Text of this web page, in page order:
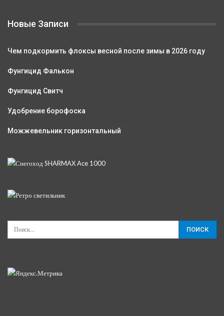
Новые Записи
Чем подкормить флоксы весной после зимы в 2026 году
Фунгицид Фалькон
Фунгицид Свитч
Удобрение борофоска
Можжевельник горизонтальный